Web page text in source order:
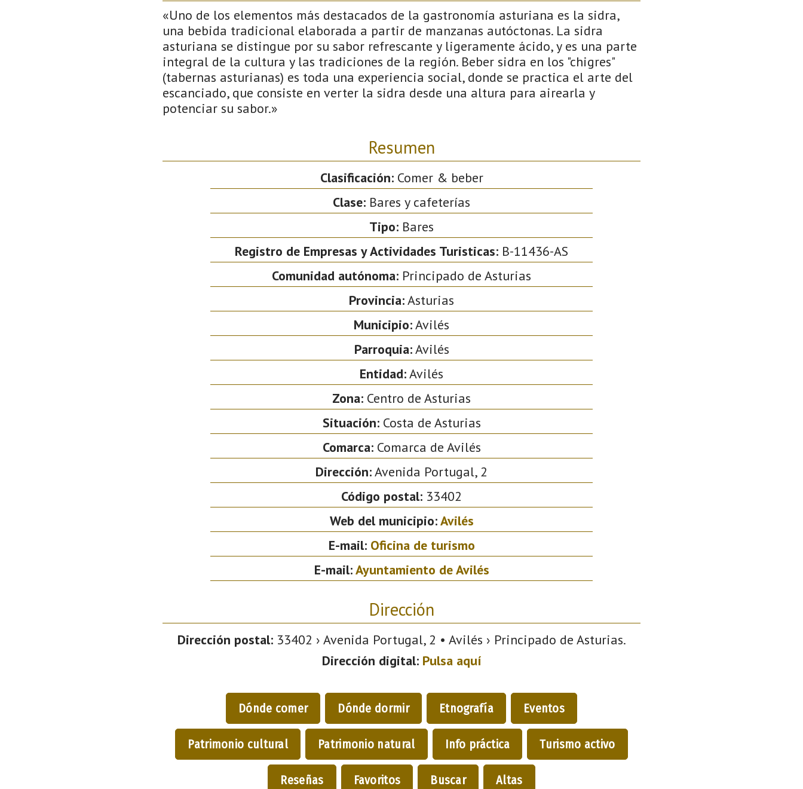
«Uno de los elementos más destacados de la gastronomía asturiana es la sidra,
una bebida tradicional elaborada a partir de manzanas autóctonas. La sidra
asturiana se distingue por su sabor refrescante y ligeramente ácido, y es una parte
integral de la cultura y las tradiciones de la región. Beber sidra en los "chigres"
(tabernas asturianas) es toda una experiencia social, donde se practica el arte del
escanciado, que consiste en verter la sidra desde una altura para airearla y
potenciar su sabor.»
Resumen
Clasificación:Comer & beber
Clase: Bares y cafeterías
Tipo: Bares
Registro de Empresas y Actividades Turisticas: B-11436-AS
Comunidad autónoma: Principado de Asturias
Provincia:Asturias
Municipio:Avilés
Parroquia:Avilés
Entidad:Avilés
Zona: Centro de Asturias
Situación:Costa de Asturias
Comarca:Comarca de Avilés
Dirección:Avenida Portugal, 2
Código postal: 33402
Web del municipio:Avilés
E-mail: Oficina de turismo
E-mail:Ayuntamiento de Avilés
Dirección
Dirección postal:33402 › Avenida Portugal, 2 • Avilés › Principado de Asturias.
Dirección digital: Pulsa aquí
Dónde comer Dónde dormir Etnografía Eventos
Patrimonio cultural Patrimonio natural Info práctica Turismo activo
Reseñas Favoritos Buscar Altas